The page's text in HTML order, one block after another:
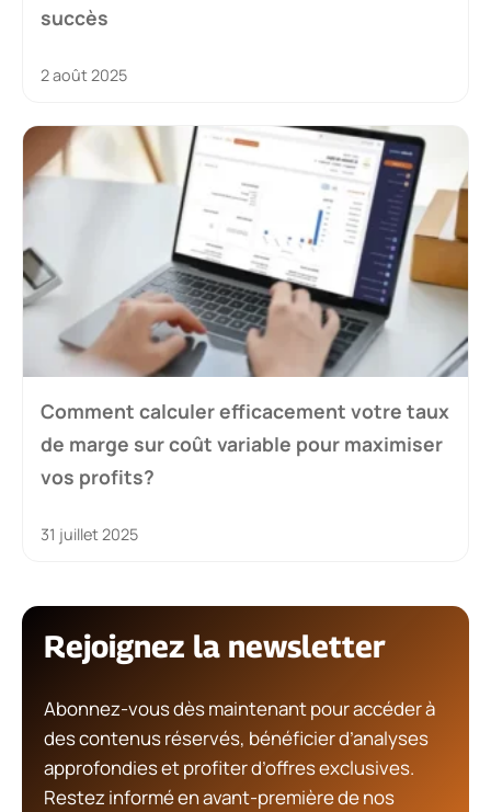
succès
2 août 2025
Comment calculer efficacement votre taux
de marge sur coût variable pour maximiser
vos profits?
31 juillet 2025
Rejoignez la newsletter
Abonnez-vous dès maintenant pour accéder à
des contenus réservés, bénéficier d’analyses
approfondies et profiter d’offres exclusives.
Restez informé en avant-première de nos